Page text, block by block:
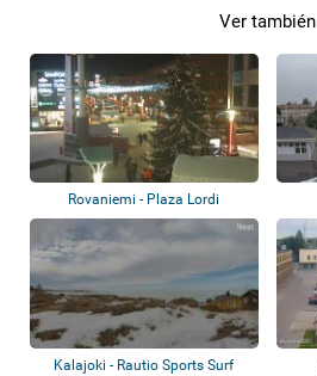
Ver también
Rovaniemi - Plaza Lordi
Kalajoki - Rautio Sports Surf